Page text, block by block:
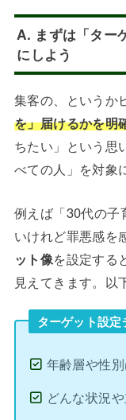
A. まずは「ター
にしよう
集客の、というか
を」届けるかを明
ちたい」という思
べての人」を対象
例えば「30代の子
いけれど罪悪感を
ット像を設定する
見えてきます。以
ターゲット設定
年齢層や性別
どんな状況